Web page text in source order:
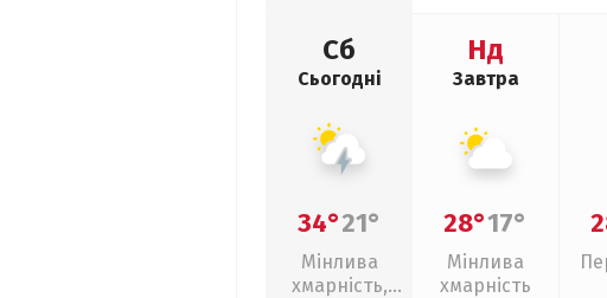
Сб
Сьогодні
34°21°
Мінлива
хмарність,
Нд
Завтра
28°17°
Мінлива
хмарність